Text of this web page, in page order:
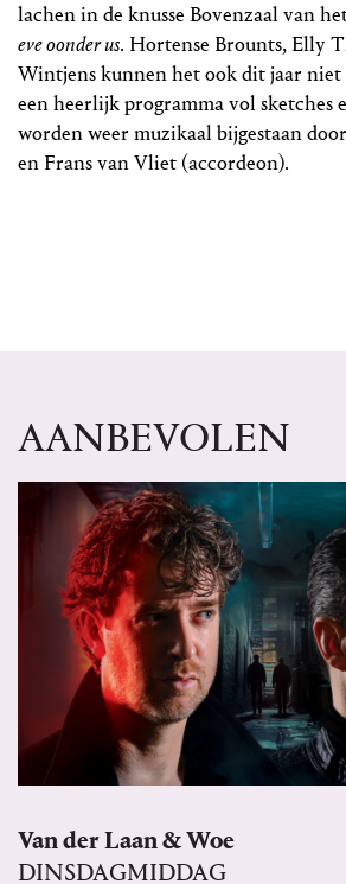
lachen in de knusse Bovenzaal van
eve oonder us. Hortense Brounts, Elly
Wintjens kunnen het ook dit jaar niet
een heerlijk programma vol sketches
worden weer muzikaal bijgestaan
en Frans van Vliet (accordeon).
AANBEVOLEN
Van der Laan & Woe
DINSDAGMIDDAG